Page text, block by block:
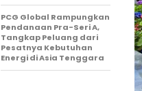
PCG Global Rampungkan
Pendanaan Pra-Seri A,
Tangkap Peluang dari
Pesatnya Kebutuhan
Energi di Asia Tenggara